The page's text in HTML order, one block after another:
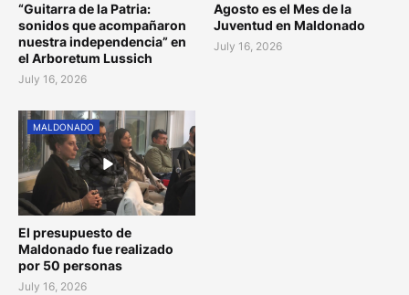
“Guitarra de la Patria:
sonidos que acompañaron
nuestra independencia” en
el Arboretum Lussich
July 16, 2026
Agosto es el Mes de la
Juventud en Maldonado
July 16, 2026
MALDONADO
El presupuesto de
Maldonado fue realizado
por 50 personas
July 16, 2026